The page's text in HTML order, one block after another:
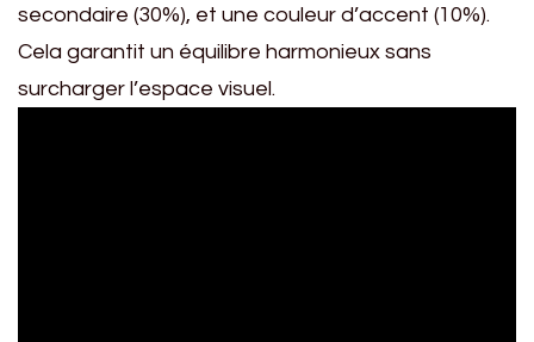
secondaire (30%), et une couleur d’accent (10%).
Cela garantit un équilibre harmonieux sans
surcharger l’espace visuel.